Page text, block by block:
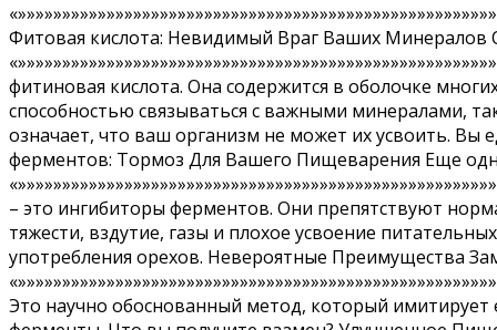
Фитовая кислота: Невидимый Враг Ваших Минералов
фитиновая кислота. Она содержится в оболочке
способностью связываться с важными минералами,
означает, что ваш организм не может их усвоить.
ферментов: Тормоз Для Вашего Пищеварения Еще
– это ингибиторы ферментов. Они препятствуют
тяжести, вздутие, газы и плохое усвоение
употребления орехов. Невероятные Преимущества
Это научно обоснованный метод, который имитирует